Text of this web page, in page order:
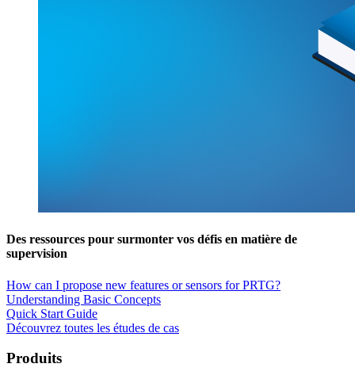
Des ressources pour surmonter vos défis en matière de
supervision
How can I propose new features or sensors for PRTG?
Understanding Basic Concepts
Quick Start Guide
Découvrez toutes les études de cas
Produits